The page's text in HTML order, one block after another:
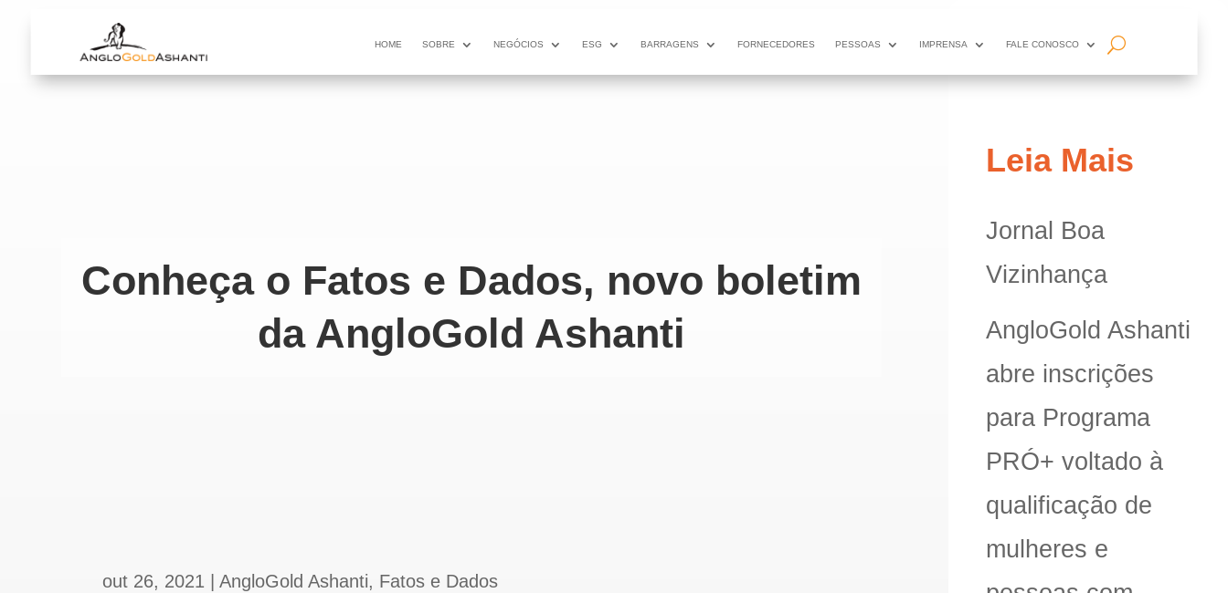
HOME SOBRE NEGÓCIOS ESG BARRAGENS FORNECEDORES PESSOAS IMPRENSA FALE CONOSCO
Conheça o Fatos e Dados, novo boletim
da AngloGold Ashanti
out 26, 2021 |AngloGold Ashanti, Fatos e Dados
Leia Mais
Jornal Boa
Vizinhança
AngloGold Ashanti
abre inscrições
para Programa
PRÓ+ voltado à
qualificação de
mulheres e